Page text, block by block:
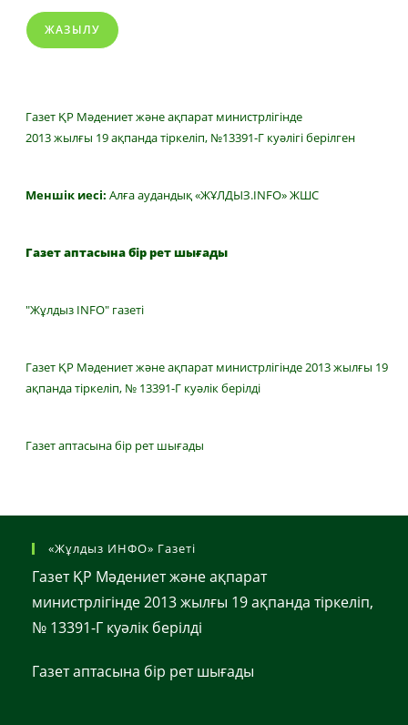
ЖАЗЫЛУ
Газет ҚР Мәдениет және ақпарат министрлігінде
2013 жылғы 19 ақпанда тіркеліп, №13391-Г куәлігі берілген
Меншік иесі: Алға аудандық «ЖҰЛДЫЗ.INFO» ЖШС
Газет аптасына бір рет шығады
"Жұлдыз INFO" газеті
Газет ҚР Мәдениет және ақпарат министрлігінде 2013 жылғы 19
ақпанда тіркеліп, № 13391-Г куәлік берілді
Газет аптасына бір рет шығады
«Жұлдыз ИНФО» Газеті
Газет ҚР Мәдениет және ақпарат
министрлігінде 2013 жылғы 19 ақпанда тіркеліп,
№ 13391-Г куәлік берілді
Газет аптасына бір рет шығады